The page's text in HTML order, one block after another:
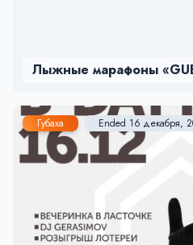
Лыжные марафоны
Губаха Ended 16 декабря,